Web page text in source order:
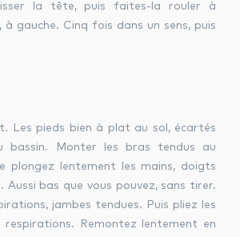
la tête, puis faites-la rouler à
gauche. Cinq fois dans un sens, puis
Les pieds bien à plat au sol, écartés
bassin. Monter les bras tendus au
plongez lentement les mains, doigts
Aussi bas que vous pouvez, sans tirer.
jambes tendues. Puis pliez les
respirations. Remontez lentement en